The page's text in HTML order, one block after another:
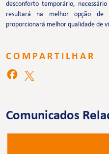
desconforto temporário,
resultará na melhor opção de
proporcionará melhor qualidade de
COMPARTILHAR
Comunicados